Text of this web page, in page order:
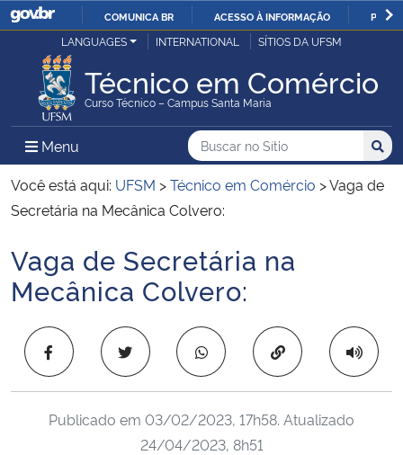
IR
O
COMUNICA BR ACESSO À INFORMAÇÃO
Ministério da Justiça e Segurança Pública
Ministério da Defesa
Ministério das Relações Exteriores
Ministério da Infraestrutura
Ministério da Educação
Ministério da Cidadania
LANGUAGES INTERNATIONAL SÍTIOS DA UFSM
Técnico em Comércio
Curso Técnico – Campus Santa Maria
Menu Menu Principal do Sítio
Busca
Buscar no no Sítio
Busca:
Você está aqui: UFSM >Técnico em Comércio >Vaga de
Secretária na Mecânica Colvero:
Início do conteúdo
Vaga de Secretária na
Mecânica Colvero:
Copiar para área
Publicado em 03/02/2023, 17h58. Atualizado
24/04/2023, 8h51